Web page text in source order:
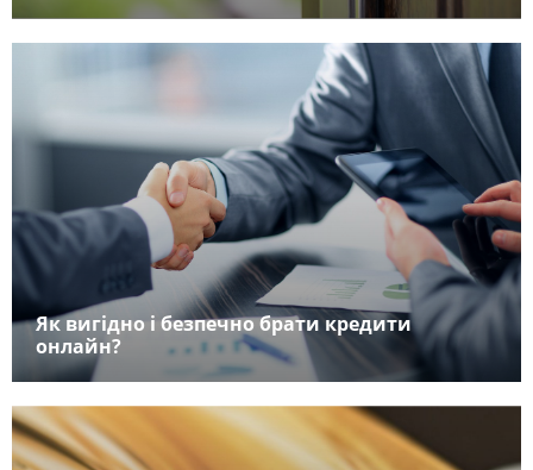
Як вигідно і безпечно брати кредити
онлайн?